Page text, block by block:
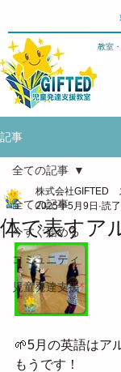
武蔵野市・児童発達支援教室
記事
全ての記事
今すぐ始める
コミュニティ
児童発達支援
全ての記事
体で表すア
株式会社GIFTED
2025年5月9日 読
🌱5月の英語はア
もうです！